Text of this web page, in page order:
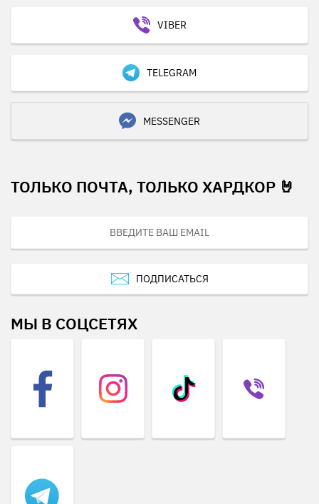
VIBER
TELEGRAM
MESSENGER
ТОЛЬКО ПОЧТА, ТОЛЬКО ХАРДКОР 🤘
ПОДПИСАТЬСЯ
МЫ В СОЦСЕТЯХ